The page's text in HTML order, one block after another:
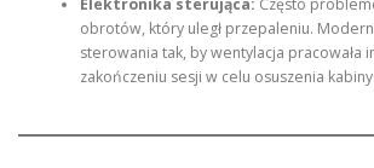
obrotów, który uległ przepaleniu.
sterowania tak, by wentylacja pracowała
zakończeniu sesji w celu osuszenia kabiny.